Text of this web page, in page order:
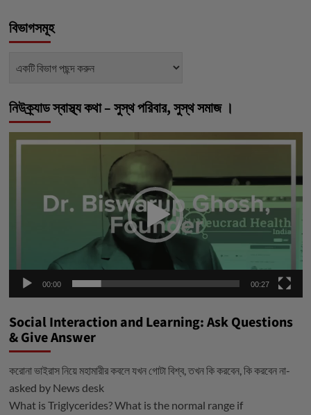
বিভাগসমূহ
বিভাগসমূহ
নিউক্র্যাড স্বাস্থ্য কথা – সুস্থ পরিবার, সুস্থ সমাজ ।
ভিডিও
00:00 00:27
Social Interaction and Learning: Ask Questions
& Give Answer
করোনা ভাইরাস নিয়ে মহামারীর কবলে যখন গোটা বিশ্ব, তখন কি করবেন, কি করবেন না-
asked by News desk
What is Triglycerides? What is the normal range if